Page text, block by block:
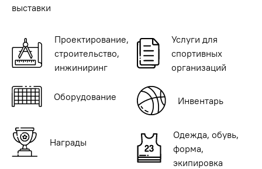
выставки
Проектирование,
строительство,
инжиниринг
Услуги для
спортивных
организаций
Оборудование Инвентарь
Награды
Одежда, обувь,
форма,
экипировка